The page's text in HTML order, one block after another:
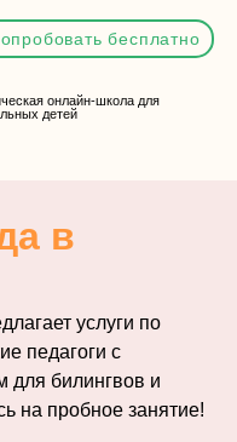
бесплатно
онлайн-школа для
детей
в
услуги по
педагоги с
для билингвов и
на пробное занятие!